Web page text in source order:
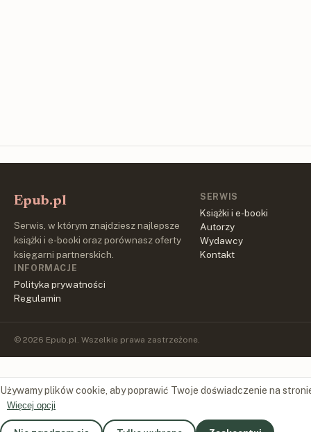
Epub.pl
Serwis, w którym znajdziesz najlepsze
książki i e-booki oraz porównasz oferty
księgarni partnerskich.
SERWIS
Książki i e-booki
Autorzy
Wydawcy
Kontakt
INFORMACJE
Polityka prywatności
Regulamin
© 2026 Epub.pl. Wszelkie prawa zastrzeżone.
Używamy plików cookie, aby poprawić Twoje doświadczenie na
Więcej opcji